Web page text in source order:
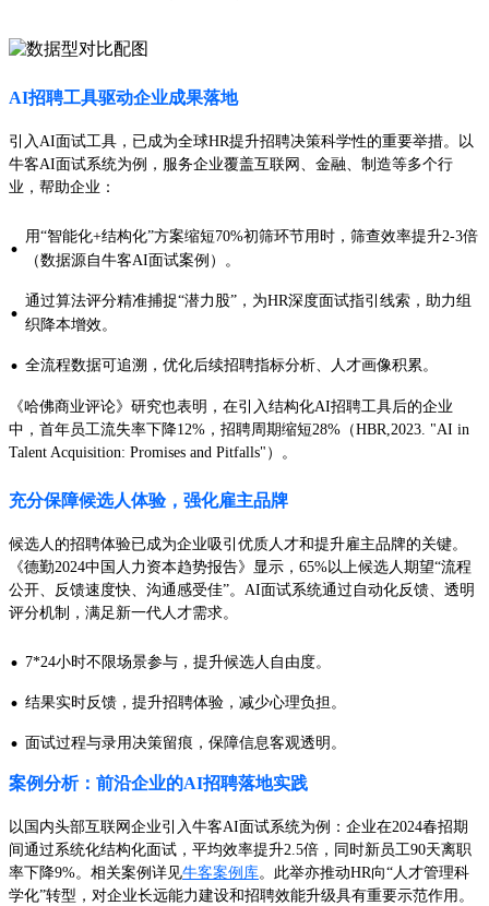
AI招聘工具驱动企业成果落地
引入AI面试工具，已成为全球HR提升招聘决策科学性的重要举措。以
牛客AI面试系统为例，服务企业覆盖互联网、金融、制造等多个行
业，帮助企业：
· 用“智能化+结构化”方案缩短70%初筛环节用时，筛查效率提升2-3倍
（数据源自牛客AI面试案例）。
· 通过算法评分精准捕捉“潜力股”，为HR深度面试指引线索，助力组
织降本增效。
· 全流程数据可追溯，优化后续招聘指标分析、人才画像积累。
《哈佛商业评论》研究也表明，在引入结构化AI招聘工具后的企业
中，首年员工流失率下降12%，招聘周期缩短28%（HBR,2023. "AI in
Talent Acquisition: Promises and Pitfalls"）。
充分保障候选人体验，强化雇主品牌
候选人的招聘体验已成为企业吸引优质人才和提升雇主品牌的关键。
《德勤2024中国人力资本趋势报告》显示，65%以上候选人期望“流程
公开、反馈速度快、沟通感受佳”。AI面试系统通过自动化反馈、透明
评分机制，满足新一代人才需求。
· 7*24小时不限场景参与，提升候选人自由度。
· 结果实时反馈，提升招聘体验，减少心理负担。
· 面试过程与录用决策留痕，保障信息客观透明。
案例分析：前沿企业的AI招聘落地实践
以国内头部互联网企业引入牛客AI面试系统为例：企业在2024春招期
间通过系统化结构化面试，平均效率提升2.5倍，同时新员工90天离职
率下降9%。相关案例详见牛客案例库。此举亦推动HR向“人才管理科
学化”转型，对企业长远能力建设和招聘效能升级具有重要示范作用。